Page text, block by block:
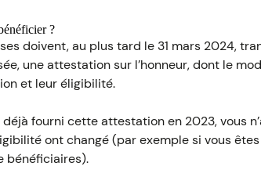
?
doivent, au plus tard le 31 mars 2024,
une attestation sur l’honneur, dont le
et leur éligibilité.
déjà fourni cette attestation en 2023, vous
ont changé (par exemple si vous
bénéficiaires).